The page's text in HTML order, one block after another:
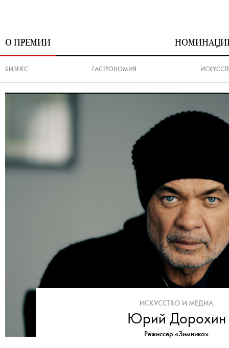
О ПРЕМИИ
БИЗНЕС ГАСТРОНОМИЯ
ИСКУССТВО И МЕДИА
Юрий Дорохин
Режиссер «Зимника»